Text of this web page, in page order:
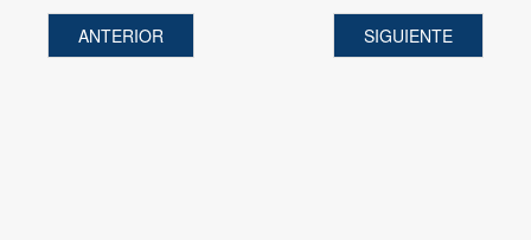
ANTERIOR SIGUIENTE